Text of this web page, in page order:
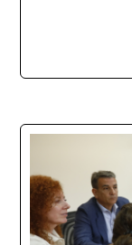
La
School se
en una
con 44